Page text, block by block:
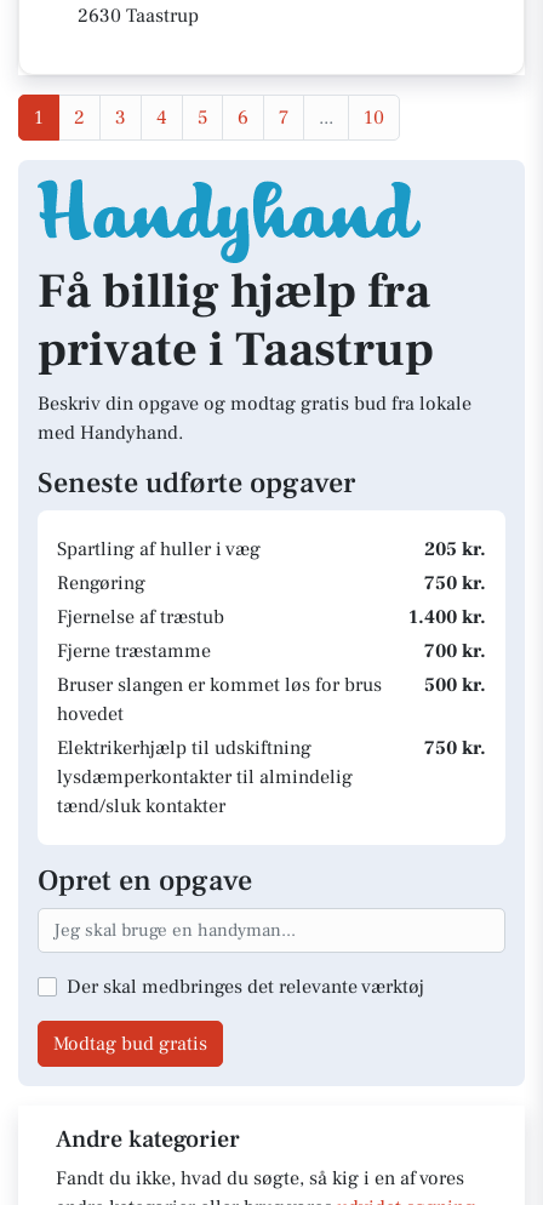
2630 Taastrup
1 2 3 4 5 6 7 ... 10
Få billig hjælp fra
private i Taastrup
Beskriv din opgave og modtag gratis bud fra lokale
med Handyhand.
Seneste udførte opgaver
Spartling af huller i væg
205 kr.
Rengøring
750 kr.
Fjernelse af træstub
1.400 kr.
Fjerne træstamme
700 kr.
Bruser slangen er kommet løs for brus
hovedet
500 kr.
Elektrikerhjælp til udskiftning
lysdæmperkontakter til almindelig
tænd/sluk kontakter
750 kr.
Opret en opgave
Der skal medbringes det relevante værktøj
Modtag bud gratis
Andre kategorier
Fandt du ikke, hvad du søgte, så kig i en af vores